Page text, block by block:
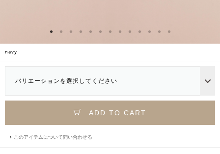
navy
バリエーションを選択してください
ADD TO CART
このアイテムについて問い合わせる